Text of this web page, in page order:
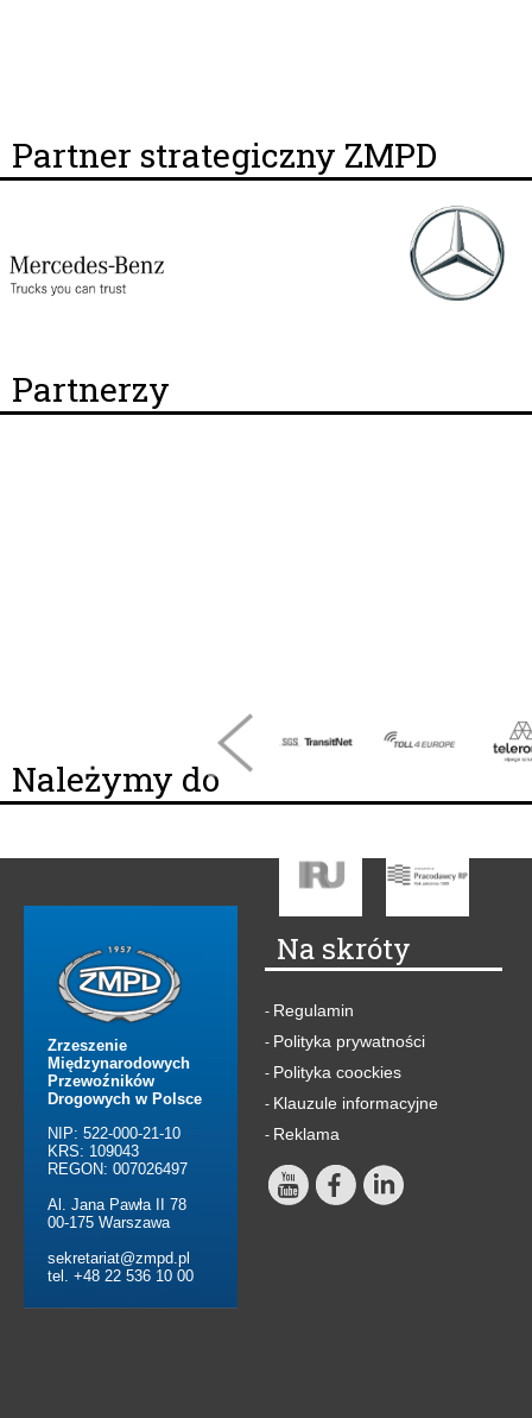
Partner strategiczny ZMPD
Partnerzy
Należymy do
Zrzeszenie
Międzynarodowych
Przewoźników
Drogowych w Polsce
NIP: 522-000-21-10
KRS: 109043
REGON: 007026497
Al. Jana Pawła II 78
00-175 Warszawa
sekretariat@zmpd.pl
tel. +48 22 536 10 00
Na skróty
- Regulamin
- Polityka prywatności
- Polityka coockies
- Klauzule informacyjne
- Reklama